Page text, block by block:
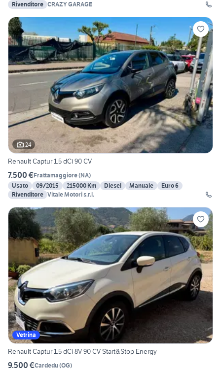
Rivenditore CRAZY GARAGE
24
Renault Captur 1.5 dCi 90 CV
7.500 €Frattamaggiore(NA)
Usato
09/2015 215000 Km Diesel Manuale
Euro 6
Rivenditore Vitale Motori s.r.l.
Vetrina
Renault Captur 1.5 dCi 8V 90 CV Start&Stop Energy
9.500 €Cardedu(OG)